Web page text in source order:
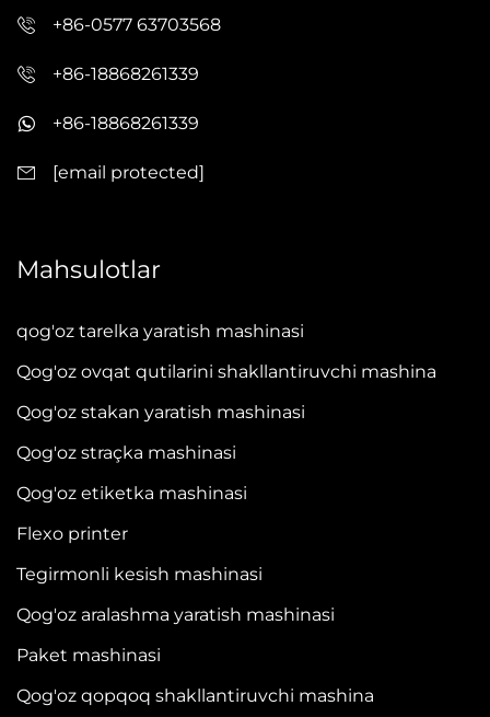
+86-0577 63703568
+86-18868261339
+86-18868261339
[email protected]
Mahsulotlar
qog'oz tarelka yaratish mashinasi
Qog'oz ovqat qutilarini shakllantiruvchi mashina
Qog'oz stakan yaratish mashinasi
Qog'oz straçka mashinasi
Qog'oz etiketka mashinasi
Flexo printer
Tegirmonli kesish mashinasi
Qog'oz aralashma yaratish mashinasi
Paket mashinasi
Qog'oz qopqoq shakllantiruvchi mashina